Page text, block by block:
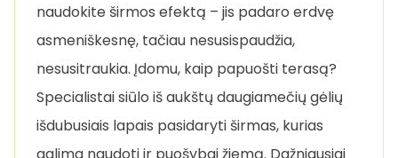
naudokite širmos efektą – jis padaro erdvę
asmeniškesnę, tačiau nesusispaudžia,
nesusitraukia. Įdomu, kaip papuošti terasą?
Specialistai siūlo iš aukštų daugiamečių gėlių
išdubusiais lapais pasidaryti širmas, kurias
galima naudoti ir puošybai žiemą. Dažniausiai